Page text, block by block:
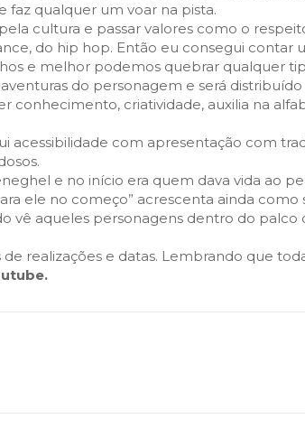
faz qualquer um voar na pista.
cultura e passar valores como o
do hip hop. Então eu consegui contar
e melhor podemos quebrar qualquer
do personagem e será
criatividade, auxilia na
acessibilidade com apresentação com
e no início era quem dava vida ao
ele no começo” acrescenta ainda como
aqueles personagens dentro do palco
realizações e datas. Lembrando que